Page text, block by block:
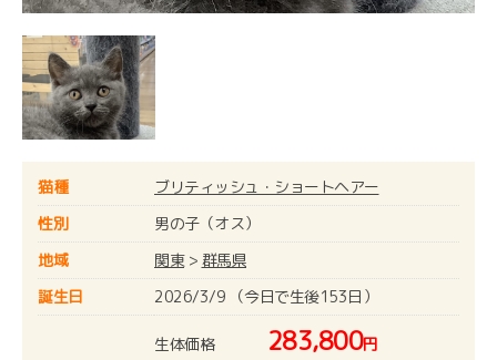
猫種
ブリティッシュ・ショートヘアー
性別
男の子（オス）
地域
関東> 群馬県
誕生日
2026/3/9 （今日で生後153日）
生体価格 283,800円